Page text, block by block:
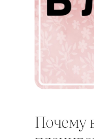
Почему